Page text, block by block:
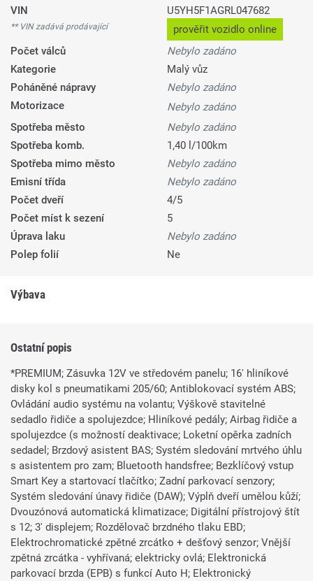
VIN
** VIN zadává prodávající
U5YH5F1AGRL047682
prověřit vozidlo online
Počet válců
Nebylo zadáno
Kategorie
Malý vůz
Poháněné nápravy
Nebylo zadáno
Motorizace
Nebylo zadáno
Spotřeba město
Nebylo zadáno
Spotřeba komb.
1,40 l/100km
Spotřeba mimo město
Nebylo zadáno
Emisní třída
Nebylo zadáno
Počet dveří
4/5
Počet míst k sezení
5
Úprava laku
Nebylo zadáno
Polep folií
Ne
Výbava
Ostatní popis
*PREMIUM; Zásuvka 12V ve středovém panelu; 16' hliníkové
disky kol s pneumatikami 205/60; Antiblokovací systém ABS;
Ovládání audio systému na volantu; Výškově stavitelné
sedadlo řidiče a spolujezdce; Hliníkové pedály; Airbag řidiče a
spolujezdce (s možností deaktivace; Loketní opěrka zadních
sedadel; Brzdový asistent BAS; Systém sledování mrtvého úhlu
s asistentem pro zam; Bluetooth handsfree; Bezklíčový vstup
Smart Key a startovací tlačítko; Zadní parkovací senzory;
Systém sledování únavy řidiče (DAW); Výplň dveří umělou kůží;
Dvouzónová automatická klimatizace; Digitální přístrojový štít
s 12; 3' displejem; Rozdělovač brzdného tlaku EBD;
Elektrochromatické zpětné zrcátko + dešťový senzor; Vnější
zpětná zrcátka - vyhřívaná; elektricky ovlá; Elektronická
parkovací brzda (EPB) s funkcí Auto H; Elektronický